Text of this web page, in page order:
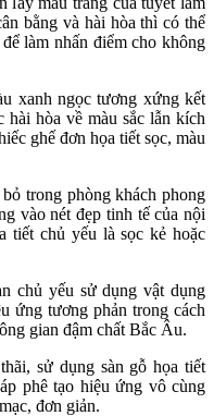
bằng và hài hòa thì có thể
làm nhấn điểm cho không
xanh ngọc tương xứng kết
hòa về màu sắc lẫn kích
ghế đơn họa tiết sọc, màu
trong phòng khách phong
vào nét đẹp tinh tế của nội
tiết chủ yếu là sọc kẻ hoặc
chủ yếu sử dụng vật dụng
ứng tương phản trong cách
gian đậm chất Bắc Âu.
sử dụng sàn gỗ họa tiết
phê tạo hiệu ứng vô cùng
đơn giản.